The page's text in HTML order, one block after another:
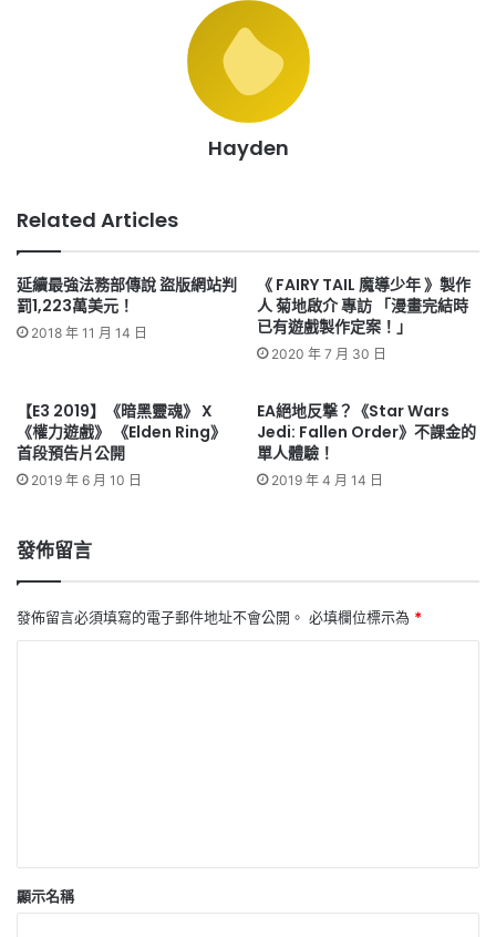
Hayden
Related Articles
延續最強法務部傳說 盜版網站判
罰1,223萬美元！
2018 年 11 月 14 日
《 FAIRY TAIL 魔導少年 》製作
人 菊地啟介 專訪 「漫畫完結時
已有遊戲製作定案！」
2020 年 7 月 30 日
【E3 2019】《暗黑靈魂》 X
《權力遊戲》 《Elden Ring》
首段預告片公開
2019 年 6 月 10 日
EA絕地反撃？《Star Wars
Jedi: Fallen Order》不課金的
單人體驗！
2019 年 4 月 14 日
發佈留言
發佈留言必須填寫的電子郵件地址不會公開。 必填欄位標示為 *
顯示名稱